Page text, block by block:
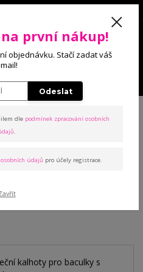
0 Kč
první nákup!
objednávku. Stačí zadat váš
Odeslat
dle podmínek zpracování osobních
.
údajů pro účely registrace.